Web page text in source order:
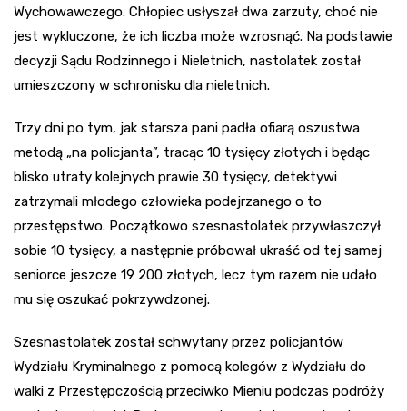
Wychowawczego. Chłopiec usłyszał dwa zarzuty, choć nie
jest wykluczone, że ich liczba może wzrosnąć. Na podstawie
decyzji Sądu Rodzinnego i Nieletnich, nastolatek został
umieszczony w schronisku dla nieletnich.
Trzy dni po tym, jak starsza pani padła ofiarą oszustwa
metodą „na policjanta”, tracąc 10 tysięcy złotych i będąc
blisko utraty kolejnych prawie 30 tysięcy, detektywi
zatrzymali młodego człowieka podejrzanego o to
przestępstwo. Początkowo szesnastolatek przywłaszczył
sobie 10 tysięcy, a następnie próbował ukraść od tej samej
seniorce jeszcze 19 200 złotych, lecz tym razem nie udało
mu się oszukać pokrzywdzonej.
Szesnastolatek został schwytany przez policjantów
Wydziału Kryminalnego z pomocą kolegów z Wydziału do
walki z Przestępczością przeciwko Mieniu podczas podróży